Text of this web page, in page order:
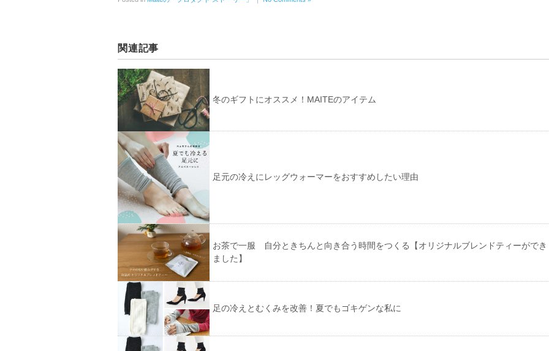
関連記事
冬のギフトにオススメ！MAITEのアイテム
足元の冷えにレッグウォーマーをおすすめしたい理由
お茶で一服 自分ときちんと向き合う時間をつくる【オリジナルブレンドティーができ
ました】
足の冷えとむくみを改善！夏でもゴキゲンな私に